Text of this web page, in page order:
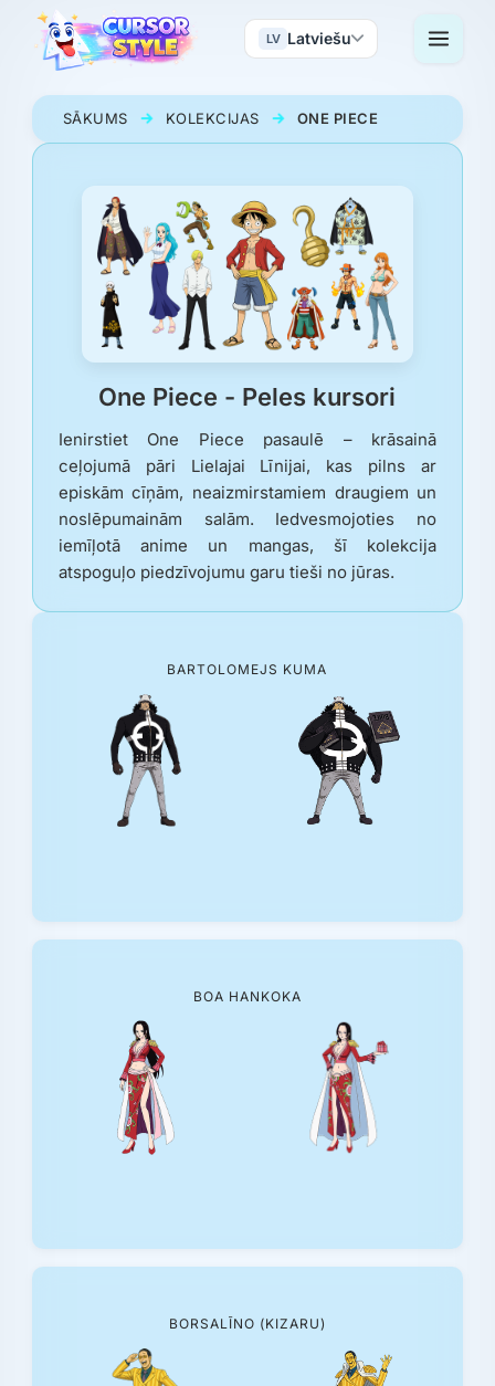
LV Latviešu
SĀKUMS KOLEKCIJAS ONE PIECE
One Piece - Peles kursori
Ienirstiet One Piece pasaulē – krāsainā
ceļojumā pāri Lielajai Līnijai, kas pilns ar
episkām cīņām, neaizmirstamiem draugiem un
noslēpumainām salām. Iedvesmojoties no
iemīļotā anime un mangas, šī kolekcija
atspoguļo piedzīvojumu garu tieši no jūras.
BARTOLOMEJS KUMA
BOA HANKOKA
BORSALĪNO (KIZARU)